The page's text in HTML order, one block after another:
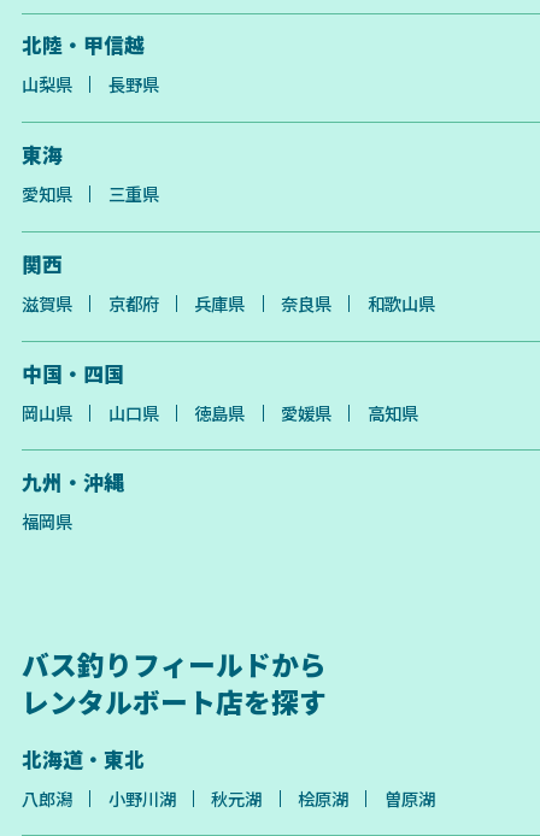
北陸・甲信越
山梨県 長野県
東海
愛知県 三重県
関西
滋賀県 京都府 兵庫県 奈良県 和歌山県
中国・四国
岡山県 山口県 徳島県 愛媛県 高知県
九州・沖縄
福岡県
バス釣りフィールドから
レンタルボート店を探す
北海道・東北
八郎潟 小野川湖 秋元湖 桧原湖 曽原湖